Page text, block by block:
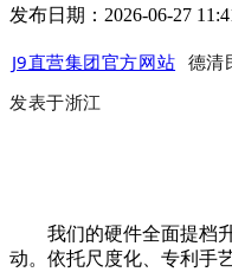
发布日期：2026-06-27
J9直营集团官方网站 德清
发表于浙江
我们的硬件全面提档升
动。依托尺度化、专利手